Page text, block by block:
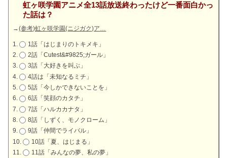
虹ヶ咲学園アニメ全13話放送終わったけど一番面白かっ
た話は？
→(参考)虹ヶ咲学園(ニジガク)ア…
1話「はじまりのトキメキ」
2話「Cutest&#9825;ガール」
3話「大好きを叫ぶ」
4話は「未知なるミチ」
5話「今しかできないことを」
6話「笑顔のカタチ」
7話「ハルカカナタ」
8話「しずく、モノクローム」
9話「仲間でライバル」
10話「夏、はじまる」
11話「みんなの夢、私の夢」